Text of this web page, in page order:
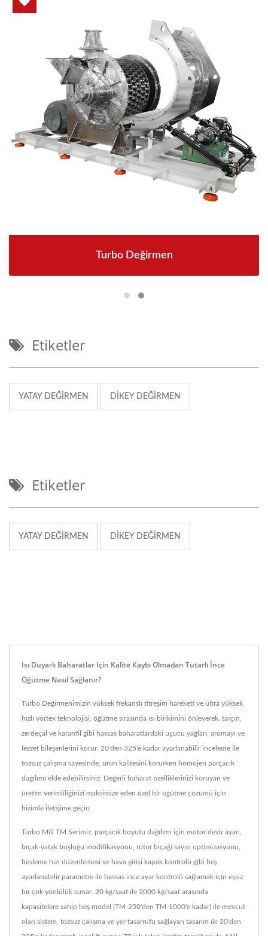
Turbo Değirmen
Etiketler
YATAY DEĞIRMEN DIKEY DEĞIRMEN
Etiketler
YATAY DEĞIRMEN DIKEY DEĞIRMEN
Isı Duyarlı Baharatlar Için Kalite Kaybı Olmadan Tutarlı İnce
Öğütme Nasıl Sağlanır?
Turbo Değirmenimizin yüksek frekanslı titreşim hareketi ve ultra yüksek
hızlı vortex teknolojisi, öğütme sırasında ısı birikimini önleyerek, tarçın,
zerdeçal ve karanfil gibi hassas baharatlardaki uçucu yağları, aromayı ve
lezzet bileşenlerini korur. 20'den 325'e kadar ayarlanabilir inceleme ile
tozsuz çalışma sayesinde, ürün kalitesini korurken homojen parçacık
dağılımı elde edebilirsiniz. Değerli baharat özelliklerinizi koruyan ve
üretim verimliliğinizi maksimize eden özel bir öğütme çözümü için
bizimle iletişime geçin.
Turbo Mill TM Serimiz, parçacık boyutu dağılımı için motor devir ayarı,
bıçak-yatak boşluğu modifikasyonu, rotor bıçağı sayısı optimizasyonu,
besleme hızı düzenlemesi ve hava girişi kapak kontrolü gibi beş
ayarlanabilir parametre ile hassas ince ayar kontrolü sağlamak için eşsiz
bir çok yönlülük sunar. 20 kg/saat ile 2000 kg/saat arasında
kapasitelere sahip beş model (TM-250'den TM-1000'e kadar) ile mevcut
olan sistem, tozsuz çalışma ve yer tasarrufu sağlayan tasarım ile 20'den